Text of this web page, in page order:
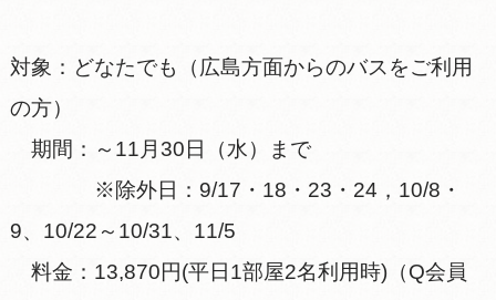
対象：どなたでも（広島方面からのバスをご利用
の方）
期間：～11月30日（水）まで
※除外日：9/17・18・23・24，10/8・
9、10/22～10/31、11/5
料金：13,870円(平日1部屋2名利用時)（Q会員